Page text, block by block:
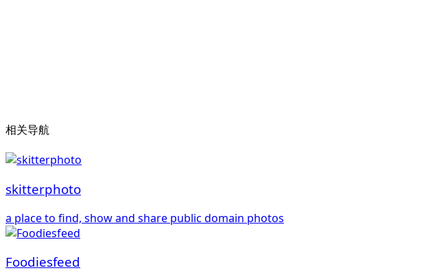
相关导航
skitterphoto
a place to find, show and share public domain photos
Foodiesfeed